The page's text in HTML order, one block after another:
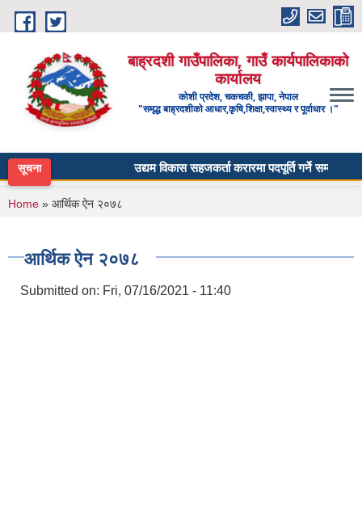
Skip to main content
बाह्रदशी गाउँपालिका, गाउँ कार्यपालिकाको
कार्यालय
कोशी प्रदेश, चकचकी, झापा, नेपाल
"समृद्ध बाह्रदशीको आधार,कृषि,शिक्षा,स्वास्थ्य र पूर्वाधार ।"
सूचना उद्यम विकास सहजकर्ता करारमा पदपूर्ति गर्ने सम्बन्धी
You are here
Home » आर्थिक ऐन २०७८
आर्थिक ऐन २०७८
Submitted on: Fri, 07/16/2021 - 11:40